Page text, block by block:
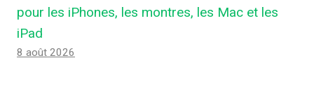
pour les iPhones, les montres, les Mac et les
iPad
8 août 2026